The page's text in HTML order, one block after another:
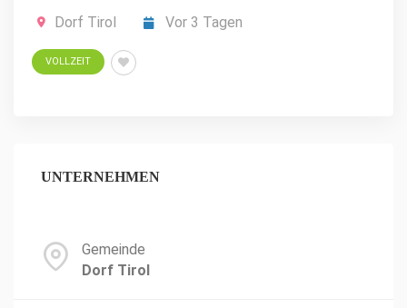
Dorf Tirol Vor 3 Tagen
VOLLZEIT
UNTERNEHMEN
Gemeinde
Dorf Tirol